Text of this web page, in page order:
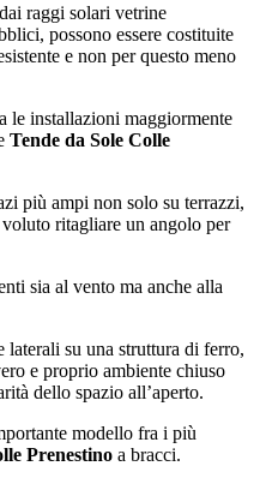
raggi solari vetrine
possono essere costituite
e non per questo meno
le installazioni maggiormente
Tende da Sole Colle
più ampi non solo su terrazzi,
ritagliare un angolo per
sia al vento ma anche alla
laterali su una struttura di ferro,
e proprio ambiente chiuso
dello spazio all’aperto.
modello fra i più
Prenestino a bracci.